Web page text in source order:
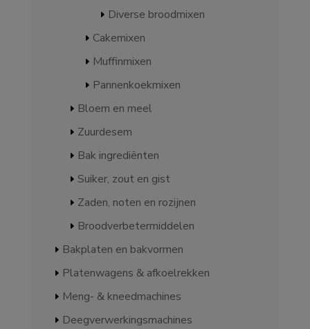
Diverse broodmixen
Cakemixen
Muffinmixen
Pannenkoekmixen
Bloem en meel
Zuurdesem
Bak ingrediënten
Suiker, zout en gist
Zaden, noten en rozijnen
Broodverbetermiddelen
Bakplaten en bakvormen
Platenwagens & afkoelrekken
Meng- & kneedmachines
Deegverwerkingsmachines